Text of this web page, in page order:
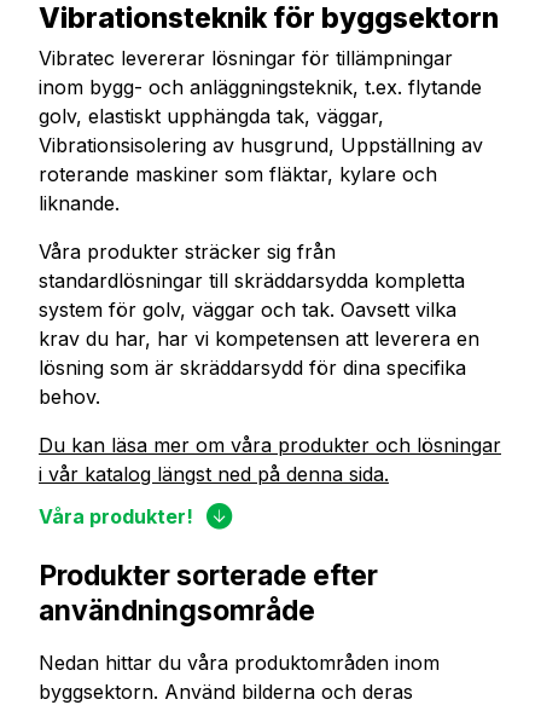
Vibrationsteknik för byggsektorn
Vibratec levererar lösningar för tillämpningar
inom bygg- och anläggningsteknik, t.ex. flytande
golv, elastiskt upphängda tak, väggar,
Vibrationsisolering av husgrund, Uppställning av
roterande maskiner som fläktar, kylare och
liknande.
Våra produkter sträcker sig från
standardlösningar till skräddarsydda kompletta
system för golv, väggar och tak. Oavsett vilka
krav du har, har vi kompetensen att leverera en
lösning som är skräddarsydd för dina specifika
behov.
Du kan läsa mer om våra produkter och lösningar
i vår katalog längst ned på denna sida.
Våra produkter!
Produkter sorterade efter
användningsområde
Nedan hittar du våra produktområden inom
byggsektorn. Använd bilderna och deras